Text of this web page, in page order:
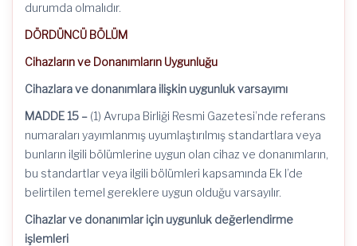
durumda olmalıdır.
DÖRDÜNCÜ BÖLÜM
Cihazların ve Donanımların Uygunluğu
Cihazlara ve donanımlara ilişkin uygunluk varsayımı
MADDE 15 – (1) Avrupa Birliği Resmi Gazetesi’nde referans
numaraları yayımlanmış uyumlaştırılmış standartlara veya
bunların ilgili bölümlerine uygun olan cihaz ve donanımların,
bu standartlar veya ilgili bölümleri kapsamında Ek I’de
belirtilen temel gereklere uygun olduğu varsayılır.
Cihazlar ve donanımlar için uygunluk değerlendirme
işlemleri